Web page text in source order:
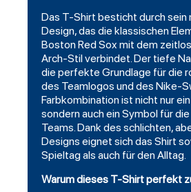
Das T-Shirt besticht durch sein
Design, das die klassischen
Boston Red Sox mit dem
Arch-Stil verbindet. Der tiefe
die perfekte Grundlage für die
des Teamlogos und des Nike-
Farbkombination ist nicht nur
sondern auch ein Symbol für
Teams. Dank des schlichten,
Designs eignet sich das Shirt
Spieltag als auch für den Alltag.
Warum dieses T-Shirt perfekt